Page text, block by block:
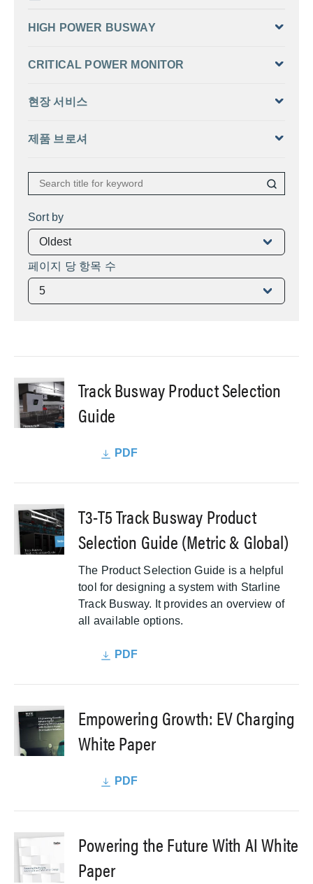
HIGH POWER BUSWAY
CRITICAL POWER MONITOR
현장 서비스
제품 브로셔
Sort by
페이지 당 항목 수
Track Busway Product Selection
Guide
PDF
T3-T5 Track Busway Product
Selection Guide (Metric & Global)
The Product Selection Guide is a helpful
tool for designing a system with Starline
Track Busway. It provides an overview of
all available options.
PDF
Empowering Growth: EV Charging
White Paper
PDF
Powering the Future With AI White
Paper